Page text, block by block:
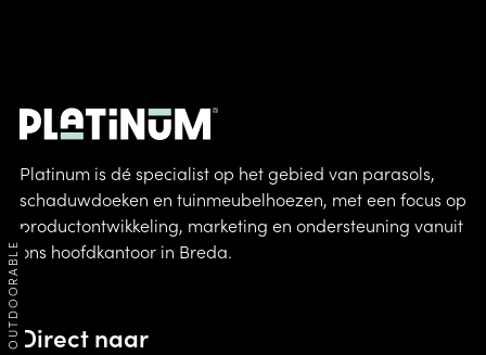
OUTDOORABLE
Platinum is dé specialist op het gebied van parasols,
schaduwdoeken en tuinmeubelhoezen, met een focus op
productontwikkeling, marketing en ondersteuning vanuit
ons hoofdkantoor in Breda.
Direct naar